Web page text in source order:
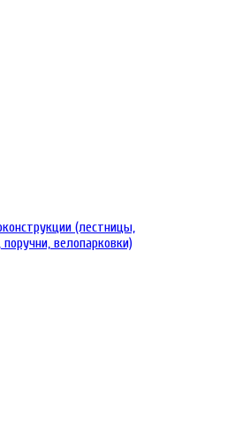
(лестницы,
велопарковки)